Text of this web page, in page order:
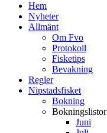
Hem
Nyheter
Allmänt
Om Fvo
Protokoll
Fisketips
Bevakning
Regler
Nipstadsfisket
Bokning
Bokningslistor
Juni